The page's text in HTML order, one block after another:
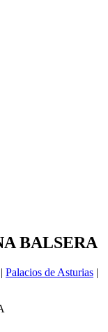
BALSERA
| Palacios de Asturias |